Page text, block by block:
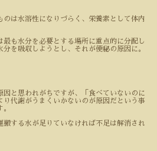
は水溶性になりづらく、栄養素として体内
最も水分を必要とする場所に重点的に分配し
を吸収しようとし、それが便秘の原因に。
因と思われがちですが、「食べていないのに
り代謝がうまくいかないのが原因だという事
搬する水が足りていなければ不足は解消され